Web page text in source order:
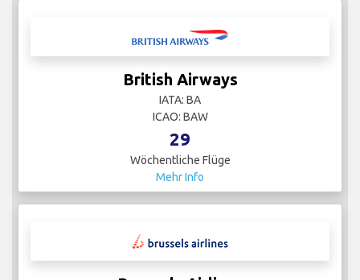
British Airways
IATA: BA
ICAO: BAW
29
Wöchentliche Flüge
Mehr Info